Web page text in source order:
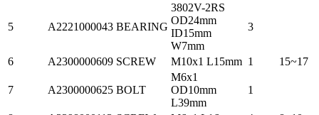
5 A2221000043 BEARING
3802V-2RS
OD24mm
ID15mm
W7mm
3
6 A2300000609 SCREW M10x1 L15mm 1 15~17
7 A2300000625 BOLT
M6x1
OD10mm
L39mm
1